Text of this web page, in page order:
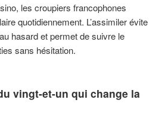
les croupiers francophones
quotidiennement. L’assimiler évite
hasard et permet de suivre le
sans hésitation.
vingt-et-un qui change la